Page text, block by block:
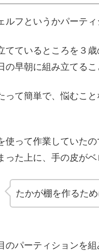
ルフというかパーティ
てているところを３
の早朝に組み立てるこ
って簡単で、悩むこ
使って作業していた
った上に、手の皮が
たかが棚を作るた
のパーティションを組